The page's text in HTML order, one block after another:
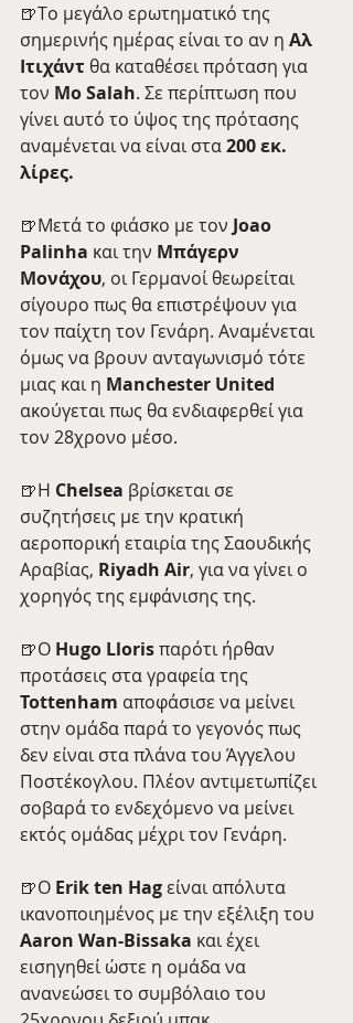
🍺Tο μεγάλο ερωτηματικό της
σημερινής ημέρας είναι το αν η Αλ
Ιτιχάντ θα καταθέσει πρόταση για
τον Mo Salah. Σε περίπτωση που
γίνει αυτό το ύψος της πρότασης
αναμένεται να είναι στα 200 εκ.
λίρες.
🍺Μετά το φιάσκο με τον Joao
Palinha και την Μπάγερν
Μονάχου, οι Γερμανοί θεωρείται
σίγουρο πως θα επιστρέψουν για
τον παίχτη τον Γενάρη. Αναμένεται
όμως να βρουν ανταγωνισμό τότε
μιας και η Manchester United
ακούγεται πως θα ενδιαφερθεί για
τον 28χρονο μέσο.
🍺Η Chelsea βρίσκεται σε
συζητήσεις με την κρατική
αεροπορική εταιρία της Σαουδικής
Αραβίας, Riyadh Air, για να γίνει ο
χορηγός της εμφάνισης της.
🍺Ο Hugo Lloris παρότι ήρθαν
προτάσεις στα γραφεία της
Tottenham αποφάσισε να μείνει
στην ομάδα παρά το γεγονός πως
δεν είναι στα πλάνα του Άγγελου
Ποστέκογλου. Πλέον αντιμετωπίζει
σοβαρά το ενδεχόμενο να μείνει
εκτός ομάδας μέχρι τον Γενάρη.
🍺Ο Erik ten Hag είναι απόλυτα
ικανοποιημένος με την εξέλιξη του
Aaron Wan-Bissaka και έχει
εισηγηθεί ώστε η ομάδα να
ανανεώσει το συμβόλαιο του